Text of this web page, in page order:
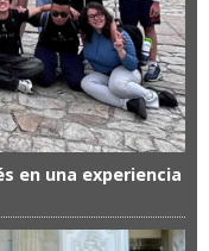
en una experiencia